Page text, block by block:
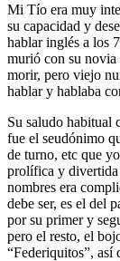
Mi Tío era muy
su capacidad y
hablar inglés a los
murió con su novia
morir, pero viejo
hablar y hablaba
Su saludo habitual
fue el seudónimo
de turno, etc que
prolífica y divertida
nombres era
debe ser, es el del
por su primer y
pero el resto, el
“Federiquitos”,